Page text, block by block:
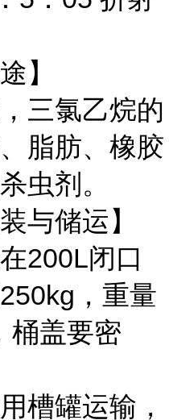
】
三氯乙烷的
脂肪、橡胶
虫剂。
与储运】
200L闭口
，重量
桶盖要密
槽罐运输，